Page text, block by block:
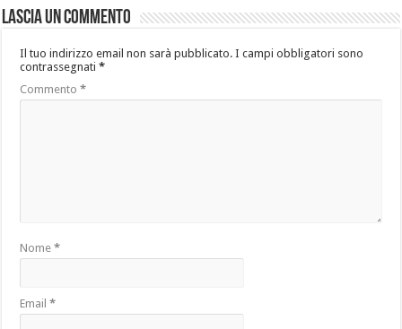
Lascia un commento
Il tuo indirizzo email non sarà pubblicato. I campi obbligatori sono
contrassegnati*
Commento*
Nome*
Email*